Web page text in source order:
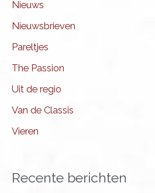
Nieuws
Nieuwsbrieven
Pareltjes
The Passion
Uit de regio
Van de Classis
Vieren
Recente berichten